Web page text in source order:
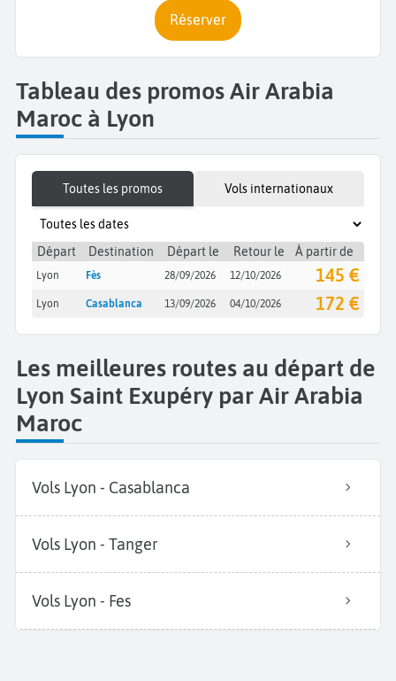
Réserver
Tableau des promos Air Arabia
Maroc à Lyon
Toutes les promos Vols internationaux
Départ Destination Départ le Retour le À partir de
Lyon Fès 28/09/2026 12/10/2026 145 €
Lyon Casablanca 13/09/2026 04/10/2026 172 €
Les meilleures routes au départ de
Lyon Saint Exupéry par Air Arabia
Maroc
Vols Lyon - Casablanca
Vols Lyon - Tanger
Vols Lyon - Fes